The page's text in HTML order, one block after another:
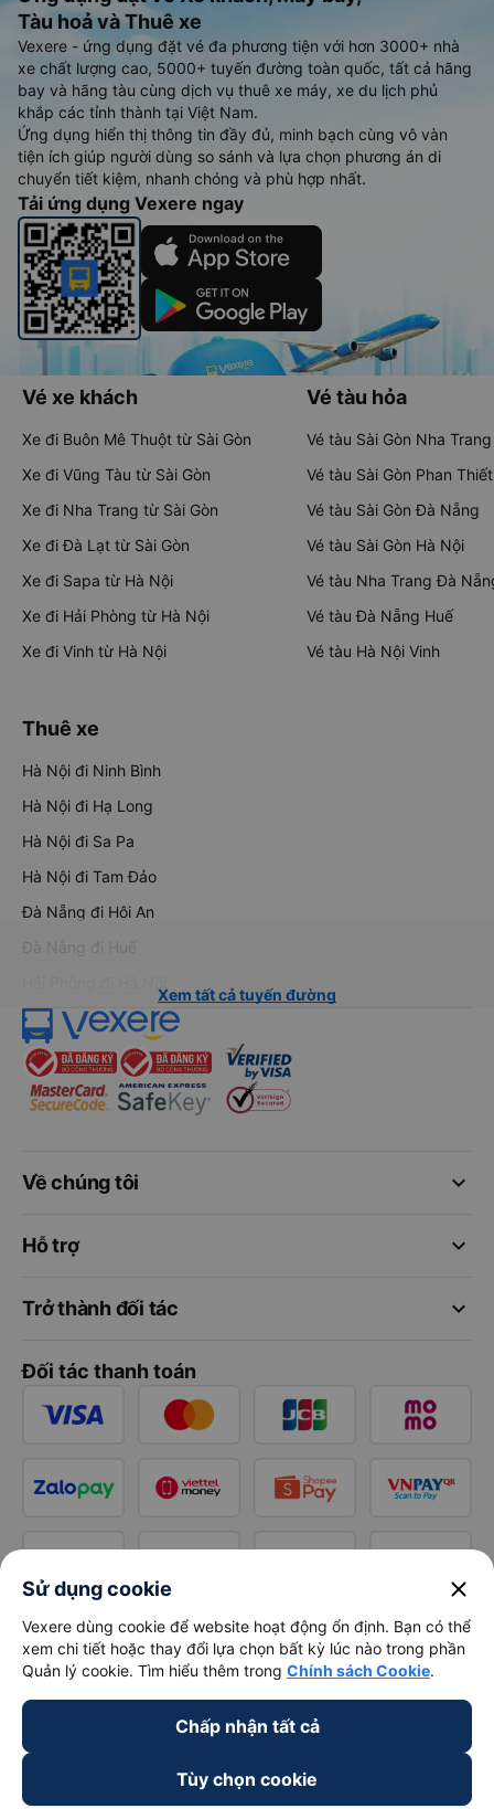
Tàu hoả và Thuê xe
Vexere - ứng dụng đặt vé đa phương tiện với hơn 3000+ nhà
xe chất lượng cao, 5000+ tuyến đường toàn quốc, tất cả hãng
bay và hãng tàu cùng dịch vụ thuê xe máy, xe du lịch phủ
khắp các tỉnh thành tại Việt Nam.
Ứng dụng hiển thị thông tin đầy đủ, minh bạch cùng vô vàn
tiện ích giúp người dùng so sánh và lựa chọn phương án di
chuyển tiết kiệm, nhanh chóng và phù hợp nhất.
Tải ứng dụng Vexere ngay
Vé xe khách
Xe đi Buôn Mê Thuột từ Sài Gòn
Xe đi Vũng Tàu từ Sài Gòn
Xe đi Nha Trang từ Sài Gòn
Xe đi Đà Lạt từ Sài Gòn
Xe đi Sapa từ Hà Nội
Xe đi Hải Phòng từ Hà Nội
Xe đi Vinh từ Hà Nội
Vé tàu hỏa
Vé tàu Sài Gòn Nha Trang
Vé tàu Sài Gòn Phan Thiết
Vé tàu Sài Gòn Đà Nẵng
Vé tàu Sài Gòn Hà Nội
Vé tàu Nha Trang Đà
Vé tàu Đà Nẵng Huế
Vé tàu Hà Nội Vinh
Thuê xe
Hà Nội đi Ninh Bình
Hà Nội đi Hạ Long
Hà Nội đi Sa Pa
Hà Nội đi Tam Đảo
Đà Nẵng đi Hội An
Đà Nẵng đi Huế
Xem tất cả tuyến đường
keyboard_arrow_down
Về chúng tôi
keyboard_arrow_down
Hỗ trợ
keyboard_arrow_down
Trở thành đối tác
Đối tác thanh toán
Sử dụng cookie close
Vexere dùng cookie để website hoạt động ổn định. Bạn có thể
xem chi tiết hoặc thay đổi lựa chọn bất kỳ lúc nào trong phần
Quản lý cookie. Tìm hiểu thêm trong Chính sách Cookie.
Chấp nhận tất cả
Tùy chọn cookie